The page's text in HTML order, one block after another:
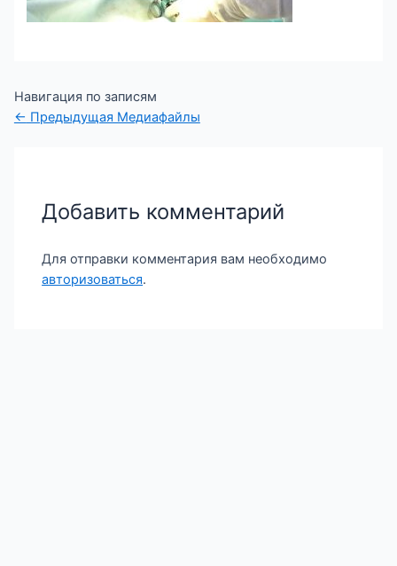
Навигация по записям
← Предыдущая Медиафайлы
Добавить комментарий
Для отправки комментария вам необходимо
авторизоваться.